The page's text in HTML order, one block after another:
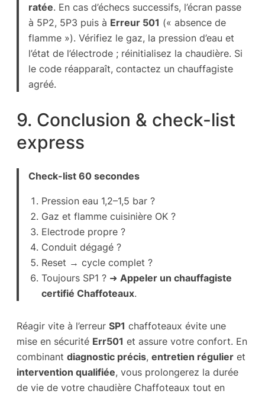
ratée. En cas d’échecs successifs, l’écran passe
à 5P2, 5P3 puis à Erreur 501 (« absence de
flamme »). Vérifiez le gaz, la pression d’eau et
l’état de l’électrode ; réinitialisez la chaudière. Si
le code réapparaît, contactez un chauffagiste
agréé.
9. Conclusion & check-list
express
Check-list 60 secondes
Pression eau 1,2–1,5 bar ?
Gaz et flamme cuisinière OK ?
Electrode propre ?
Conduit dégagé ?
Reset → cycle complet ?
Toujours SP1 ? ➜Appeler un chauffagiste
certifié Chaffoteaux.
Réagir vite à l’erreur SP1 chaffoteaux évite une
mise en sécurité Err501 et assure votre confort. En
combinant diagnostic précis, entretien régulier et
intervention qualifiée, vous prolongerez la durée
de vie de votre chaudière Chaffoteaux tout en